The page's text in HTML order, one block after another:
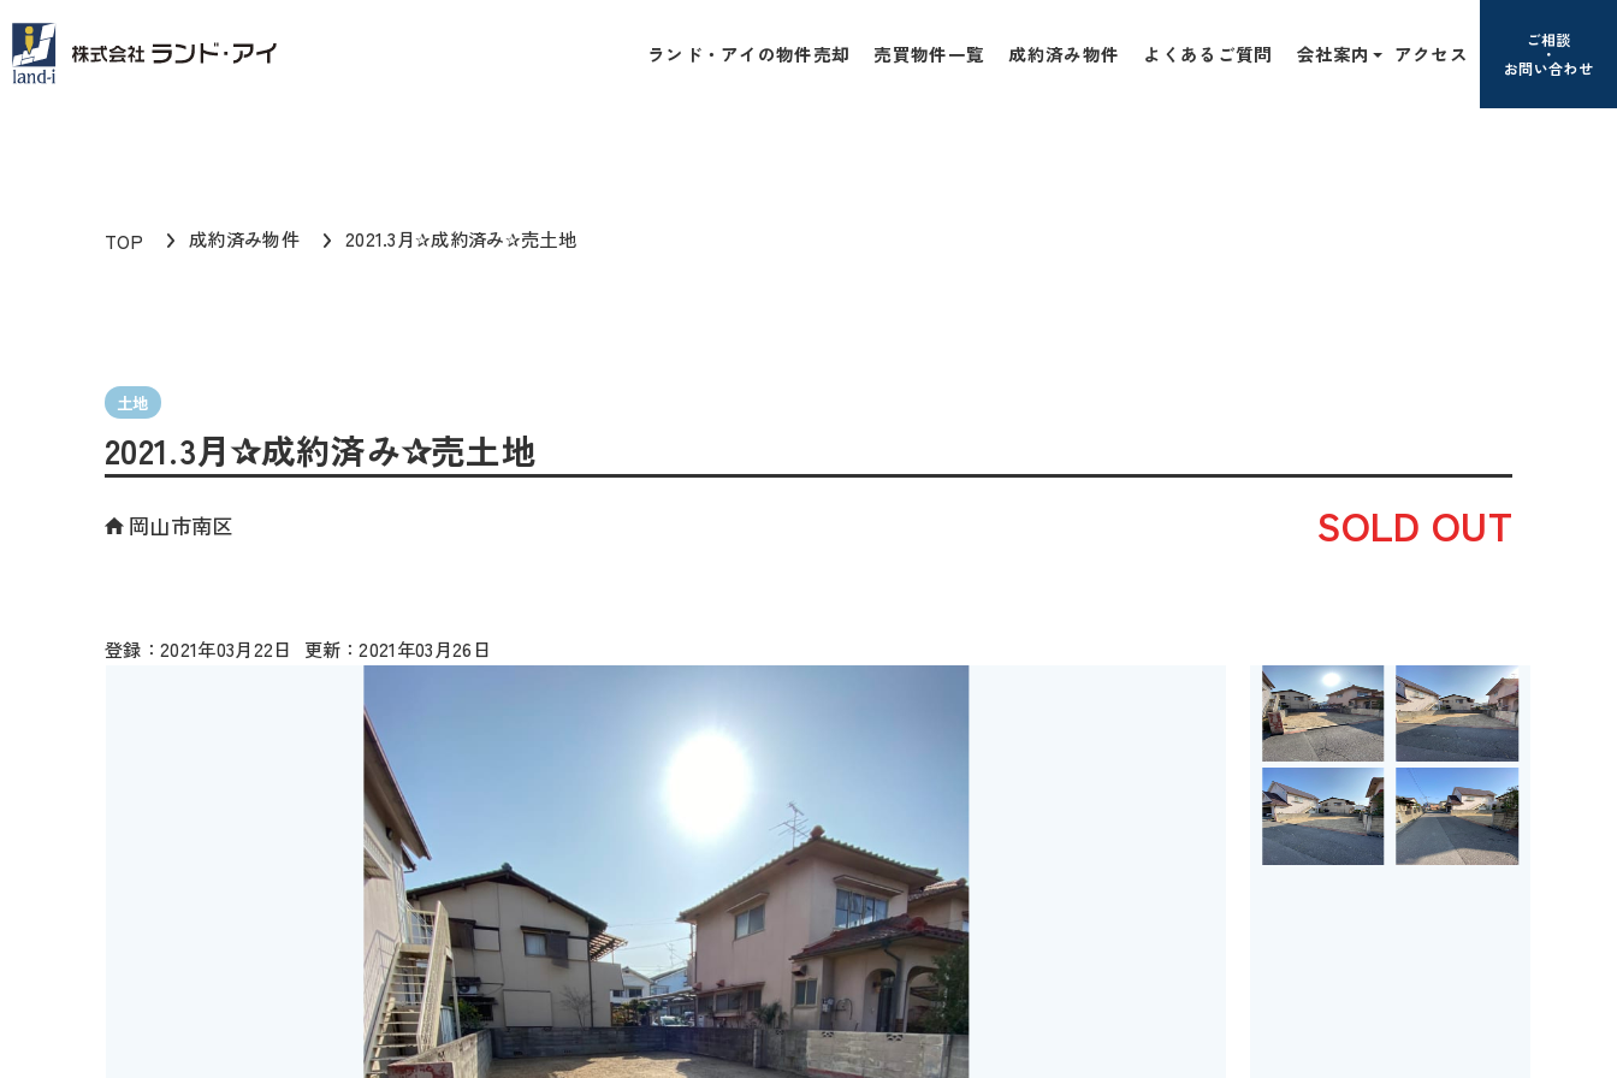
ランド・アイの物件売却 売買物件一覧 成約済み物件 よくあるご質問 会社案内 アクセス
ご相談
お問い合わせ
TOP 成約済み物件 2021.3月✰成約済み✰売土地
土地
2021.3月✰成約済み✰売土地
岡山市南区 SOLD OUT
2021年03月22日 2021年03月26日